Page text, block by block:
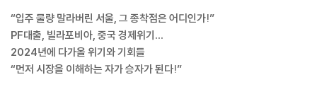
“입주 물량 말라버린 서울, 그 종착점은 어디인가!”
PF대출, 빌라포비아, 중국 경제위기…
2024년에 다가올 위기와 기회들
“먼저 시장을 이해하는 자가 승자가 된다!”